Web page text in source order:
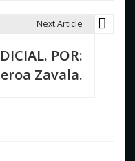
Next Article
POR:
Zavala.